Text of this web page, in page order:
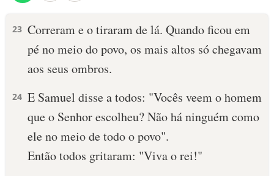
PALAVRA DO DIA
DEVOCIONAL DIÁRIO
10 MANDAMENTOS
23 Correram e o tiraram de lá. Quando ficou em
pé no meio do povo, os mais altos só chegavam
aos seus ombros.
24 E Samuel disse a todos: "Vocês veem o homem
que o Senhor escolheu? Não há ninguém como
ele no meio de todo o povo".
Então todos gritaram: "Viva o rei!"